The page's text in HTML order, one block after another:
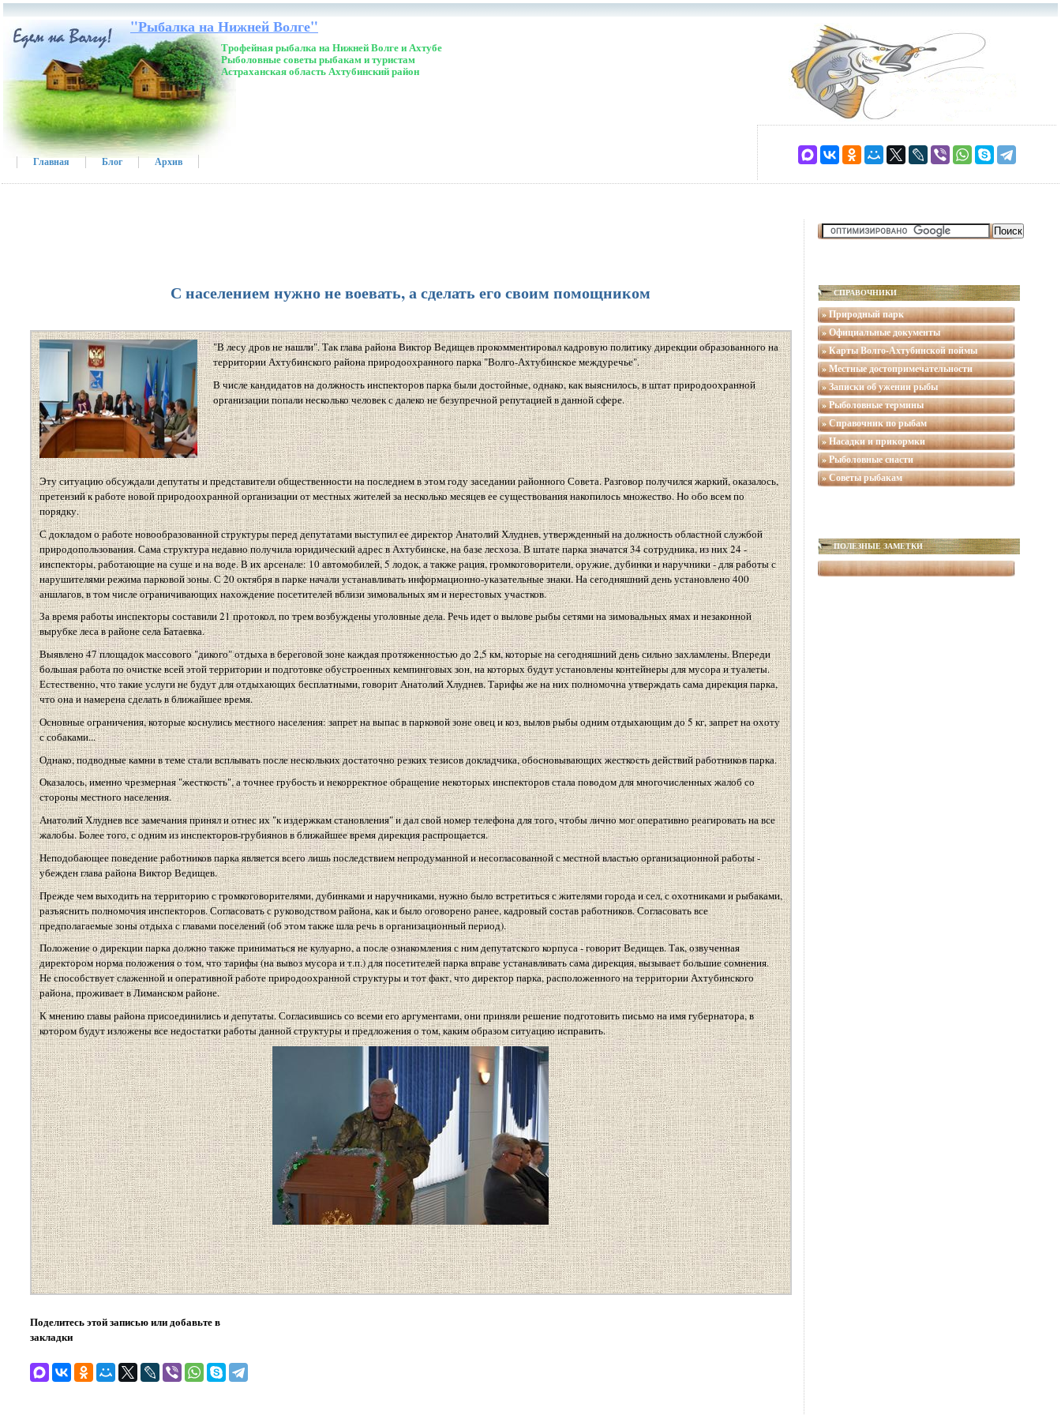
"Рыбалка на Нижней Волге"
Трофейная рыбалка на Нижней Волге и Ахтубе
Рыболовные советы рыбакам и туристам
Астраханская область Ахтубинский район
Главная Блог Архив
С населением нужно не воевать, а сделать его своим помощником
"В лесу дров не нашли". Так глава района Виктор Ведищев прокомментировал кадровую политику дирекции образованного на
территории Ахтубинского района природоохранного парка "Волго-Ахтубинское междуречье".
В числе кандидатов на должность инспекторов парка были достойные, однако, как выяснилось, в штат природоохранной
организации попали несколько человек с далеко не безупречной репутацией в данной сфере.
Эту ситуацию обсуждали депутаты и представители общественности на последнем в этом году заседании районного Совета. Разговор получился жаркий, оказалось,
претензий к работе новой природоохранной организации от местных жителей за несколько месяцев ее существования накопилось множество. Но обо всем по
порядку.
С докладом о работе новообразованной структуры перед депутатами выступил ее директор Анатолий Хлуднев, утвержденный на должность областной службой
природопользования. Сама структура недавно получила юридический адрес в Ахтубинске, на базе лесхоза. В штате парка значатся 34 сотрудника, из них 24 -
инспекторы, работающие на суше и на воде. В их арсенале: 10 автомобилей, 5 лодок, а также рация, громкоговорители, оружие, дубинки и наручники - для работы с
нарушителями режима парковой зоны. С 20 октября в парке начали устанавливать информационно-указательные знаки. На сегодняшний день установлено 400
аншлагов, в том числе ограничивающих нахождение посетителей вблизи зимовальных ям и нерестовых участков.
За время работы инспекторы составили 21 протокол, по трем возбуждены уголовные дела. Речь идет о вылове рыбы сетями на зимовальных ямах и незаконной
вырубке леса в районе села Батаевка.
Выявлено 47 площадок массового "дикого" отдыха в береговой зоне каждая протяженностью до 2,5 км, которые на сегодняшний день сильно захламлены. Впереди
большая работа по очистке всей этой территории и подготовке обустроенных кемпинговых зон, на которых будут установлены контейнеры для мусора и туалеты.
Естественно, что такие услуги не будут для отдыхающих бесплатными, говорит Анатолий Хлуднев. Тарифы же на них полномочна утверждать сама дирекция парка,
что она и намерена сделать в ближайшее время.
Основные ограничения, которые коснулись местного населения: запрет на выпас в парковой зоне овец и коз, вылов рыбы одним отдыхающим до 5 кг, запрет на охоту
с собаками...
Однако, подводные камни в теме стали всплывать после нескольких достаточно резких тезисов докладчика, обосновывающих жесткость действий работников парка.
Оказалось, именно чрезмерная "жесткость", а точнее грубость и некорректное обращение некоторых инспекторов стала поводом для многочисленных жалоб со
стороны местного населения.
Анатолий Хлуднев все замечания принял и отнес их "к издержкам становления" и дал свой номер телефона для того, чтобы лично мог оперативно реагировать на все
жалобы. Более того, с одним из инспекторов-грубиянов в ближайшее время дирекция распрощается.
Неподобающее поведение работников парка является всего лишь последствием непродуманной и несогласованной с местной властью организационной работы -
убежден глава района Виктор Ведищев.
Прежде чем выходить на территорию с громкоговорителями, дубинками и наручниками, нужно было встретиться с жителями города и сел, с охотниками и рыбаками,
разъяснить полномочия инспекторов. Согласовать с руководством района, как и было оговорено ранее, кадровый состав работников. Согласовать все
предполагаемые зоны отдыха с главами поселений (об этом также шла речь в организационный период).
Положение о дирекции парка должно также приниматься не кулуарно, а после ознакомления с ним депутатского корпуса - говорит Ведищев. Так, озвученная
директором норма положения о том, что тарифы (на вывоз мусора и т.п.) для посетителей парка вправе устанавливать сама дирекция, вызывает большие сомнения.
Не способствует слаженной и оперативной работе природоохранной структуры и тот факт, что директор парка, расположенного на территории Ахтубинского
района, проживает в Лиманском районе.
К мнению главы района присоединились и депутаты. Согласившись со всеми его аргументами, они приняли решение подготовить письмо на имя губернатора, в
котором будут изложены все недостатки работы данной структуры и предложения о том, каким образом ситуацию исправить.
Поделитесь этой записью или добавьте в
закладки
СПРАВОЧНИКИ
» Природный парк
» Официальные документы
» Карты Волго-Ахтубинской поймы
» Местные достопримечательности
» Записки об ужении рыбы
» Рыболовные термины
» Справочник по рыбам
» Насадки и прикормки
» Рыболовные снасти
» Советы рыбакам
ПОЛЕЗНЫЕ ЗАМЕТКИ